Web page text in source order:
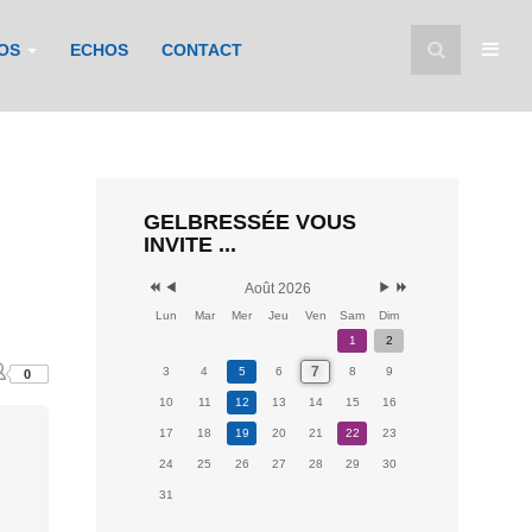
ECHOS CONTACT
0
GELBRESSÉE VOUS
INVITE ...
Août 2026
Lun Mar Mer Jeu Ven Sam
Dim
1
2
3 4 5 6 7 8 9
10 11 12 13 14 15 16
17 18 19 20 21 22 23
24 25 26 27 28 29 30
31